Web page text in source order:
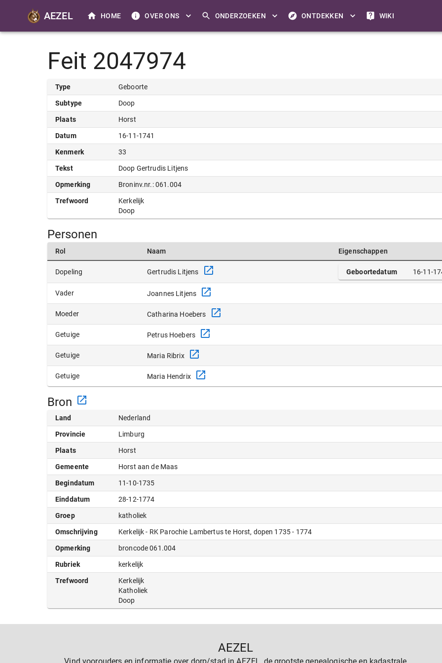
AEZEL HOME OVER ONS ONDERZOEKEN ONTDEKKEN WIKI
Feit 2047974
Type Geboorte
Subtype Doop
Plaats Horst
Datum 16-11-1741
Kenmerk 33
Tekst Doop Gertrudis Litjens
Opmerking Broninv.nr.: 061.004
Trefwoord
Kerkelijk
Doop
Personen
Rol Naam Eigenschappen
Dopeling Gertrudis Litjens Geboortedatum 16-11-
Vader Joannes Litjens
Moeder Catharina Hoebers
Getuige Petrus Hoebers
Getuige Maria Ribrix
Getuige Maria Hendrix
Bron
Land Nederland
Provincie Limburg
Plaats Horst
Gemeente Horst aan de Maas
Begindatum 11-10-1735
Einddatum 28-12-1774
Groep katholiek
Omschrijving Kerkelijk - RK Parochie Lambertus te Horst, dopen 1735 - 1774
Opmerking broncode 061.004
Rubriek kerkelijk
Trefwoord
Kerkelijk
Katholiek
Doop
AEZEL